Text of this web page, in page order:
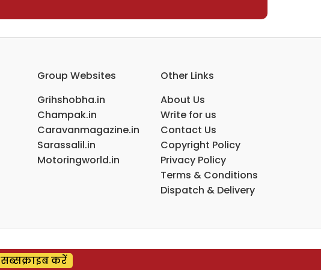
Group Websites
Grihshobha.in
Champak.in
Caravanmagazine.in
Sarassalil.in
Motoringworld.in
Other Links
About Us
Write for us
Contact Us
Copyright Policy
Privacy Policy
Terms & Conditions
Dispatch & Delivery
सब्सक्राइब करें